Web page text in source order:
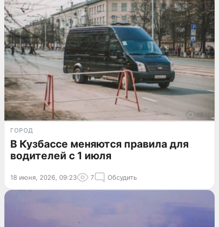
ГОРОД
В Кузбассе меняются правила для
водителей с 1 июля
18 июня, 2026, 09:23 7 Обсудить